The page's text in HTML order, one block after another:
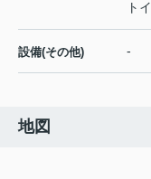
ト
設備(その他) -
地図